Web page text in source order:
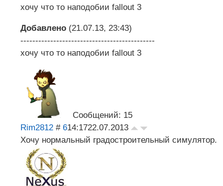
хочу что то наподобии fallout 3
Добавлено (21.07.13, 23:43)
---------------------------------------------
хочу что то наподобии fallout 3
Сообщений: 15
Rim2812 # 614:1722.07.2013
Хочу нормальный градостроительный симулятор.